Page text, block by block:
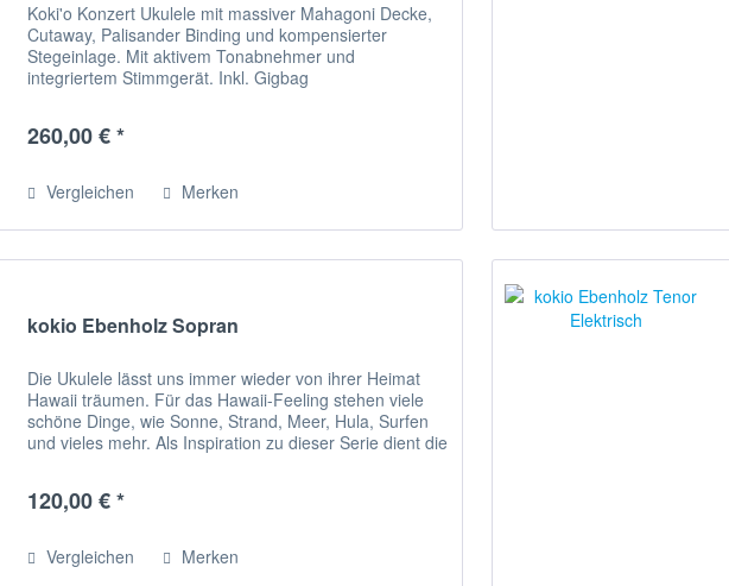
Koki'o Konzert Ukulele mit massiver Mahagoni Decke,
Cutaway, Palisander Binding und kompensierter
Stegeinlage. Mit aktivem Tonabnehmer und
integriertem Stimmgerät. Inkl. Gigbag
260,00 € *
Vergleichen Merken
kokio Ebenholz Sopran
Die Ukulele lässt uns immer wieder von ihrer Heimat
Hawaii träumen. Für das Hawaii-Feeling stehen viele
schöne Dinge, wie Sonne, Strand, Meer, Hula, Surfen
und vieles mehr. Als Inspiration zu dieser Serie dient die
120,00 € *
Vergleichen Merken